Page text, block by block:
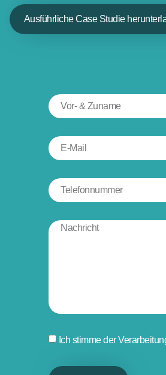
Ausführliche Case Studie
Ich stimme der